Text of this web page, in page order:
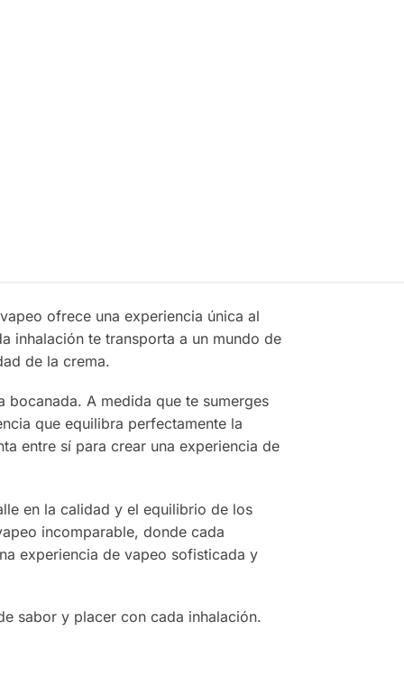
ofrece una experiencia única al
inhalación te transporta a un mundo de
de la crema.
A medida que te sumerges
que equilibra perfectamente la
entre sí para crear una experiencia de
en la calidad y el equilibrio de los
incomparable, donde cada
experiencia de vapeo sofisticada y
sabor y placer con cada inhalación.